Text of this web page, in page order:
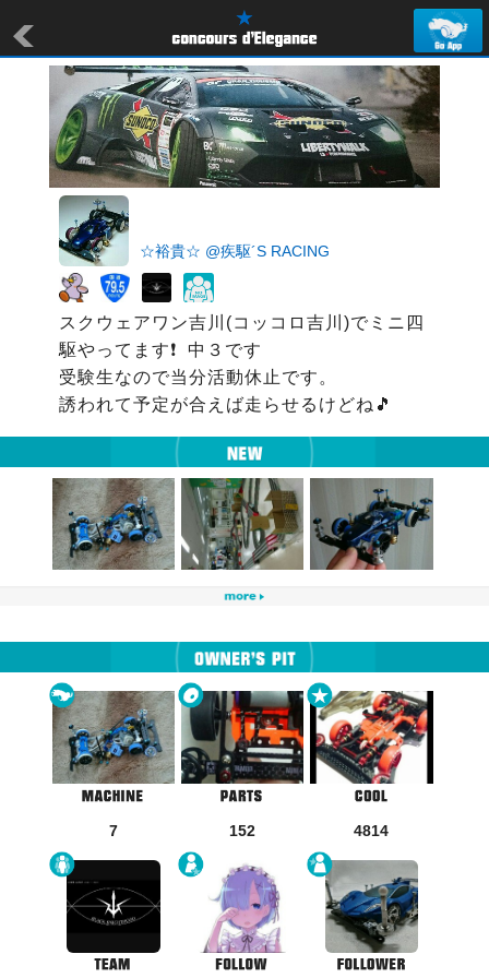
☆裕貴☆ @疾駆´S RACING
スクウェアワン吉川(コッコロ吉川)でミニ四
駆やってます❗  中３です
受験生なので当分活動休止です。
7 152 4814